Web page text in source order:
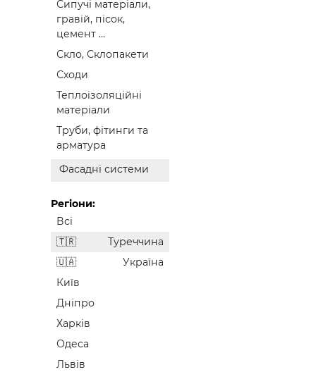
Сипучі матеріали,
гравій, пісок,
цемент ...
Скло, Склопакети
Сходи
Теплоізоляційні
матеріали
Труби, фітинги та
арматура
Фасадні системи
Регіони:
Всі
Туреччина
Україна
Київ
Дніпро
Харків
Одеса
Львів